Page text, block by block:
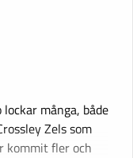
många, både
Zels som
kommit fler och